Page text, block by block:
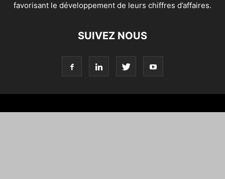
favorisant le développement de leurs chiffres d’affaires.
SUIVEZ NOUS